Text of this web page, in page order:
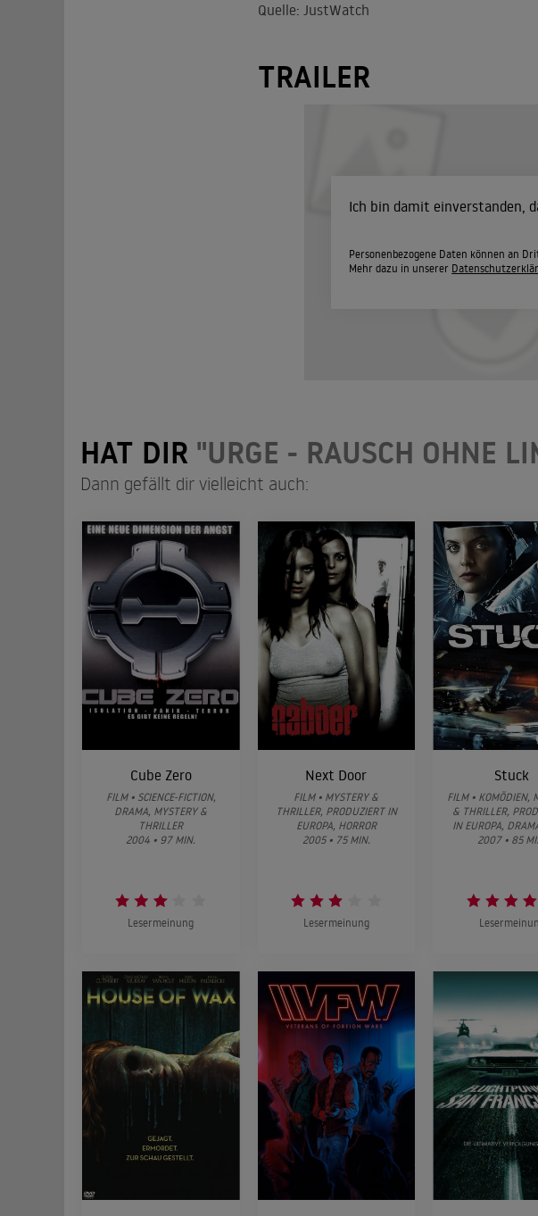
Quelle: JustWatch
TRAILER
Ich bin damit einverstanden,
Personenbezogene Daten können an
Mehr dazu in unserer
HAT DIR "URGE - RAUSCH OHNE
Dann gefällt dir vielleicht auch:
Cube Zero
FILM • SCIENCE-FICTION,
DRAMA, MYSTERY &
THRILLER
2004 • 97 MIN.
Lesermeinung
Next Door
FILM • MYSTERY &
THRILLER, PRODUZIERT IN
EUROPA, HORROR
2005 • 75 MIN.
Lesermeinung
Stuck
FILM • KOMÖDIEN,
& THRILLER,
IN EUROPA,
2007 • 85